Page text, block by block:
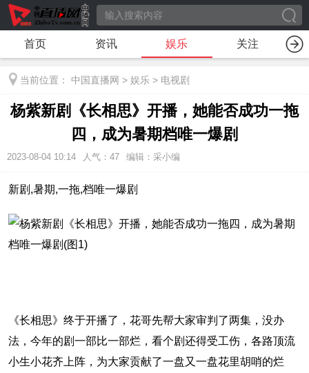
首页 资讯 娱乐 关注
当前位置： 中国直播网 > 娱乐 > 电视剧
杨紫新剧《长相思》开播，她能否成功一拖
四，成为暑期档唯一爆剧
2023-08-04 10:14 人气： 47 编辑：采小编
新剧,暑期,一拖,档唯一爆剧
《长相思》终于开播了，花哥先帮大家审判了两集，没办
法，今年的剧一部比一部烂，看个剧还得受工伤，各路顶流
小生小花齐上阵，为大家贡献了一盘又一盘花里胡哨的烂